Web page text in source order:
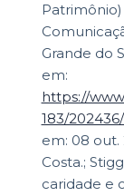
Grande do
em:
https://
183/
em: 08 out.
Costa.;
caridade e